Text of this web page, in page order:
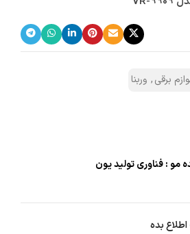
برقی, وربنا
مو : فناوری تولید یون
بده